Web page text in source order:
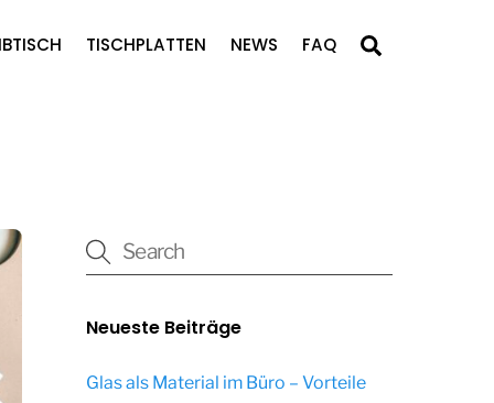
TISCHPLATTEN NEWS FAQ
Neueste Beiträge
Glas als Material im Büro – Vorteile